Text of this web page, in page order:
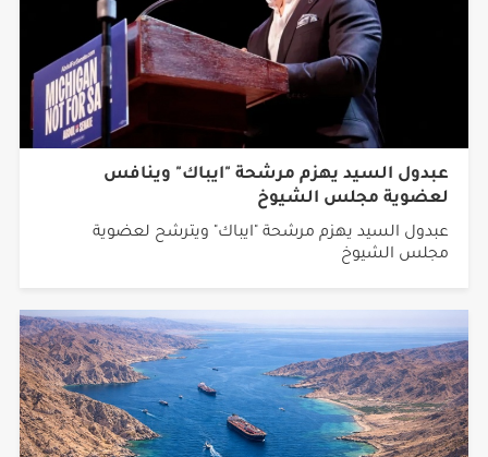
عبدول السيد يهزم مرشحة "ايباك" وينافس
لعضوية مجلس الشيوخ
عبدول السيد يهزم مرشحة "ايباك" ويترشح لعضوية
مجلس الشيوخ